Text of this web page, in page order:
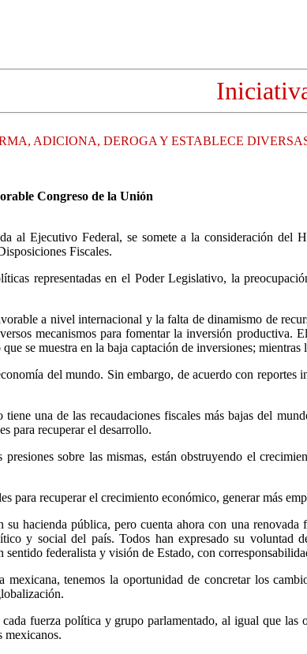
ADICIONA, DEROGA Y ESTABLECE
Congreso de la Unión
al Ejecutivo Federal, se somete a la consideración
Fiscales.
representadas en el Poder Legislativo, la
a nivel internacional y la falta de dinamismo de
mecanismos para fomentar la inversión productiva.
se muestra en la baja captación de inversiones;
del mundo. Sin embargo, de acuerdo con
una de las recaudaciones fiscales más bajas del
para recuperar el desarrollo.
sobre las mismas, están obstruyendo el
para recuperar el crecimiento económico, generar más
hacienda pública, pero cuenta ahora con una
y social del país. Todos han expresado su voluntad
sentido federalista y visión de Estado, con
tenemos la oportunidad de concretar los
fuerza política y grupo parlamentado, al igual que
mexicanos.